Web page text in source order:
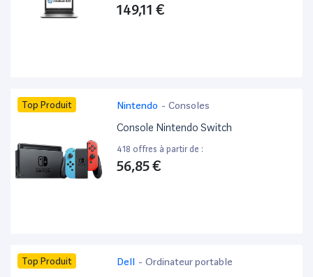
149,11 €
Top Produit Nintendo - Consoles
Console Nintendo Switch
418 offres à partir de :
56,85 €
Top Produit Dell - Ordinateur portable